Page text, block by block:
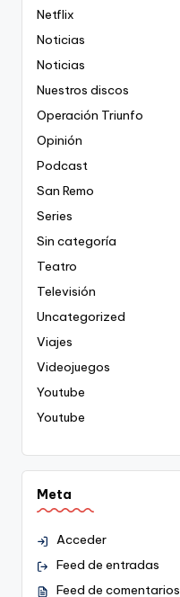
Netflix
Noticias
Noticias
Nuestros discos
Operación Triunfo
Opinión
Podcast
San Remo
Series
Sin categoría
Teatro
Televisión
Uncategorized
Viajes
Videojuegos
Youtube
Youtube
Meta
Acceder
Feed de entradas
Feed de comentarios